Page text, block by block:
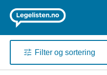
Filter og sortering